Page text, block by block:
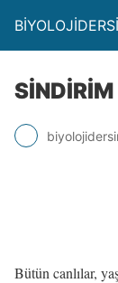
SİNDİRİM
Bütün canlılar,